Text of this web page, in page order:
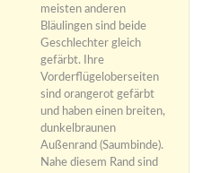
meisten anderen
Bläulingen sind beide
Geschlechter gleich
gefärbt. Ihre
Vorderflügeloberseiten
sind orangerot gefärbt
und haben einen breiten,
dunkelbraunen
Außenrand (Saumbinde).
Nahe diesem Rand sind